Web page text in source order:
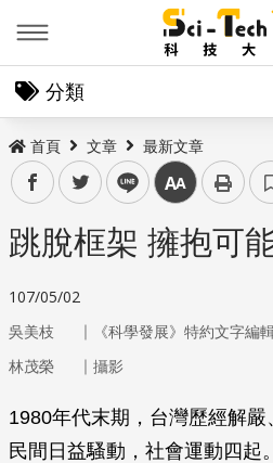
分類
首頁 文章 最新文章
facebooktwitter line 中
跳脫框架 擁抱可
107/05/02
吳美枝 ｜
《科學發展》特約文字編
林茂榮
｜ 攝影
1980年代末期，台灣歷經解嚴
民間日益騷動，社會運動四起